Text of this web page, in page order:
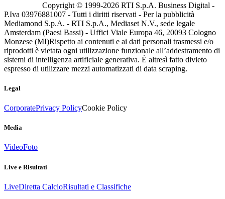
Copyright © 1999-2026 RTI S.p.A. Business Digital -
P.Iva 03976881007 - Tutti i diritti riservati - Per la pubblicità
Mediamond S.p.A. - RTI S.p.A., Mediaset N.V., sede legale
Amsterdam (Paesi Bassi) - Uffici Viale Europa 46, 20093 Cologno
Monzese (MI)Rispetto ai contenuti e ai dati personali trasmessi e/o
riprodotti è vietata ogni utilizzazione funzionale all’addestramento di
sistemi di intelligenza artificiale generativa. È altresì fatto divieto
espresso di utilizzare mezzi automatizzati di data scraping.
Legal
CorporatePrivacy PolicyCookie Policy
Media
VideoFoto
Live e Risultati
LiveDiretta CalcioRisultati e Classifiche